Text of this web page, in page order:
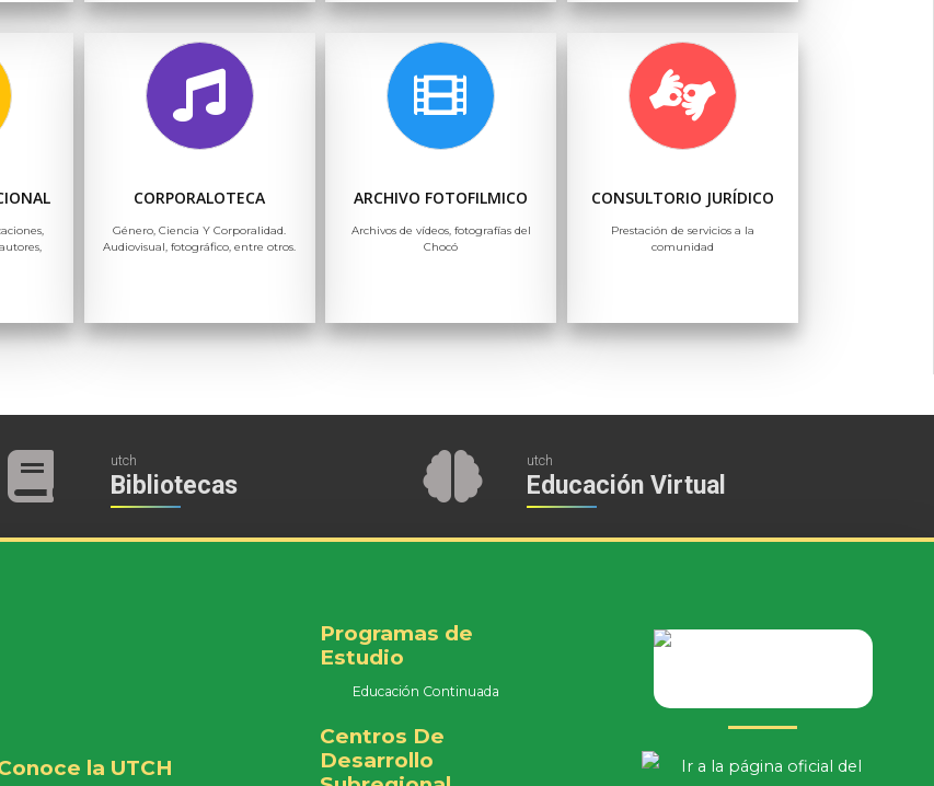
CORPORALOTECA
Género, Ciencia Y Corporalidad.
Audiovisual, fotográfico, entre otros.
ARCHIVO FOTOFILMICO
Archivos de vídeos, fotografías del
Chocó
CONSULTORIO JURÍDICO
Prestación de servicios a la
comunidad
utch
Bibliotecas
utch
Educación Virtual
la UTCH
Programas de
Estudio
Educación Continuada
Centros De
Desarrollo